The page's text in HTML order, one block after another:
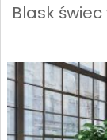
Blask